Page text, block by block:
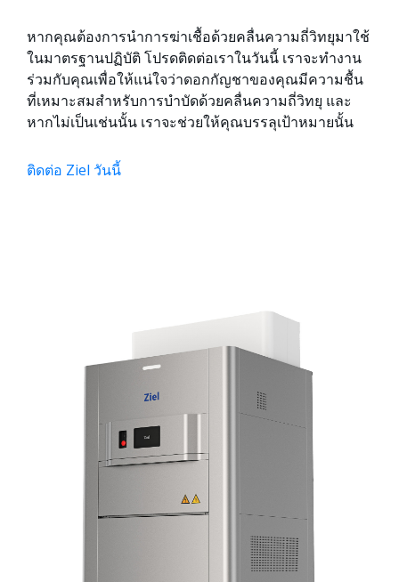
หากคุณต้องการนำการฆ่าเชื้อด้วยคลื่นความถี่วิทยุมาใช้
ในมาตรฐานปฏิบัติ โปรดติดต่อเราในวันนี้ เราจะทำงาน
ร่วมกับคุณเพื่อให้แน่ใจว่าดอกกัญชาของคุณมีความชื้น
ที่เหมาะสมสำหรับการบำบัดด้วยคลื่นความถี่วิทยุ และ
หากไม่เป็นเช่นนั้น เราจะช่วยให้คุณบรรลุเป้าหมายนั้น
ติดต่อ Ziel วันนี้